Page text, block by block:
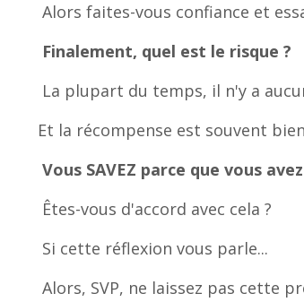
Alors faites-vous confiance et
Finalement, quel est le risque ?
La plupart du temps, il n'y a
Et la récompense est souvent
Vous SAVEZ parce que vous
Êtes-vous d'accord avec cela ?
Si cette réflexion vous parle...
Alors, SVP, ne laissez pas cette